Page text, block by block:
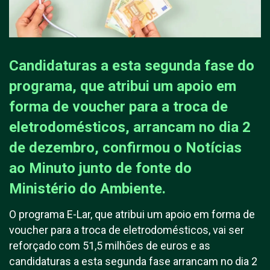
Candidaturas a esta segunda fase do
programa, que atribui um apoio em
forma de voucher para a troca de
eletrodomésticos, arrancam no dia 2
de dezembro, confirmou o Notícias
ao Minuto junto de fonte do
Ministério do Ambiente.
O programa E-Lar, que atribui um apoio em forma de
voucher para a troca de eletrodomésticos, vai ser
reforçado com 51,5 milhões de euros e as
candidaturas a esta segunda fase arrancam no dia 2